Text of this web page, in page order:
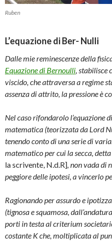
Ruben
L’equazione di Ber- Nulli
Dalle mie reminescenze della
Equazione di Bernoulli, stabilisce
viscido, che attraversa a regime
assenza di attrito, la pressione è
Nel caso rifondarolo l’equazione
matematica (teorizzata da Lord
tenendo conto di una serie di
matematico per cui la secca,
la scrivente, N.d.R], non vada di
peggiore delle ipotesi, a vincerlo
Ragionando per assurdo e
(tignosa e squamosa,
porti in testa al criterium
costante K che, moltiplicata al